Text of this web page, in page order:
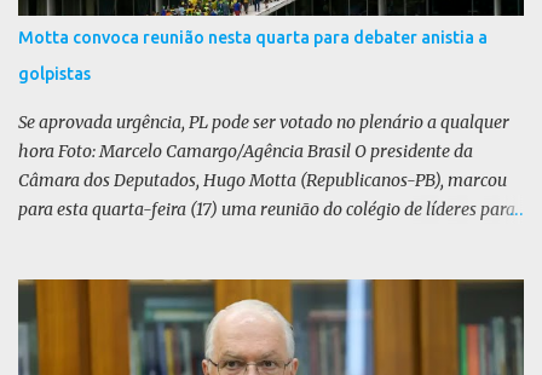
Motta convoca reunião nesta quarta para debater anistia a
golpistas
Se aprovada urgência, PL pode ser votado no plenário a qualquer
hora Foto: Marcelo Camargo/Agência Brasil O presidente da
Câmara dos Deputados, Hugo Motta (Republicanos-PB), marcou
para esta quarta-feira (17) uma reunião do colégio de líderes para
disse, em uma rede social, que a reunião vai “deliberar sobre a
urgência dos projetos que tratam do acontecido em 8 de janeiro de
2023”. Se aprovada urgência, o PL poderia ser votado no Plenário a